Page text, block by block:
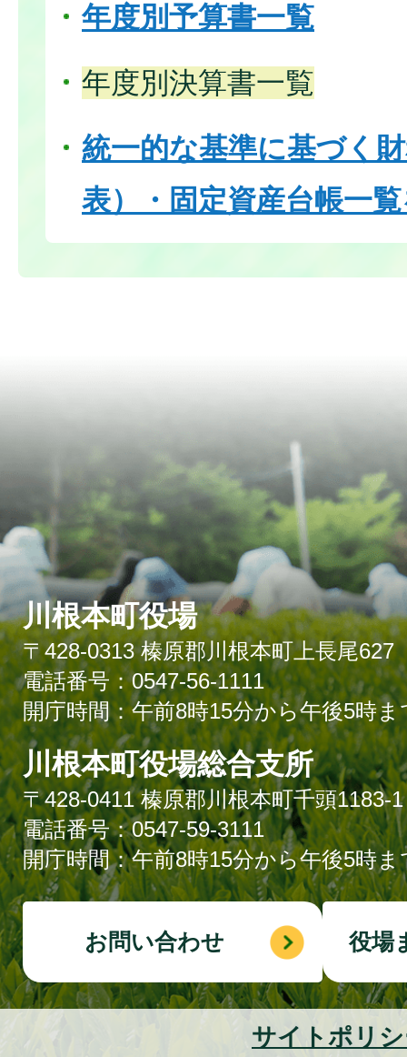
年度別予算書一覧
年度別決算書一覧
統一的な基準に基づく
表）・固定資産台帳一
川根本町役場
〒428-0313 榛原郡川根本町上長尾627
電話番号：0547-56-1111
開庁時間：午前8時15分から午後5時ま
川根本町役場総合支所
〒428-0411 榛原郡川根本町千頭1183-1
電話番号：0547-59-3111
開庁時間：午前8時15分から午後5時ま
お問い合わせ 役場
サイトポリ